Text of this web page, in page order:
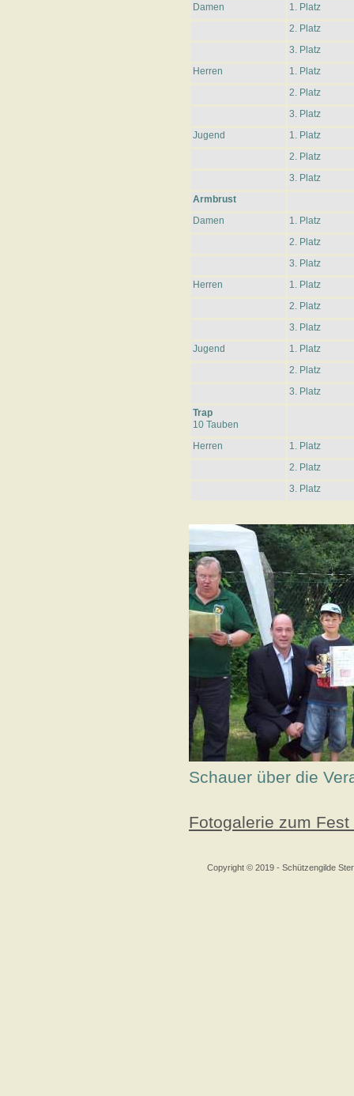
Damen
1. Platz
2. Platz
3. Platz
Herren
1. Platz
2. Platz
3. Platz
Jugend
1. Platz
2. Platz
3. Platz
Armbrust
Damen
1. Platz
2. Platz
3. Platz
Herren
1. Platz
2. Platz
3. Platz
Jugend
1. Platz
2. Platz
3. Platz
Trap
10 Tauben
Herren
1. Platz
2. Platz
3. Platz
Schauer über die
Fotogalerie zum
Copyright © 2019 - Schützengilde